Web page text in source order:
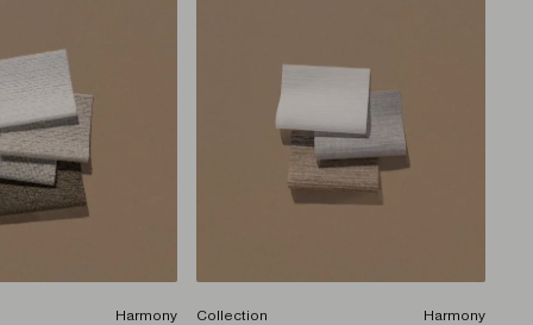
Harmony Collection Harmony